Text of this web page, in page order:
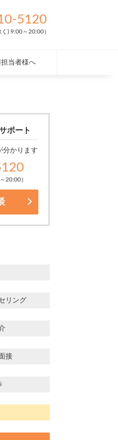
5120
) 9:00～20:00）
当者様へ
ポート
分かります
20:00）
リング
接